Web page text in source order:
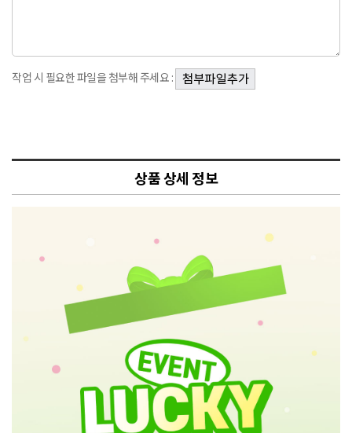
작업 시 필요한 파일을 첨부해 주세요 :
상품 상세 정보